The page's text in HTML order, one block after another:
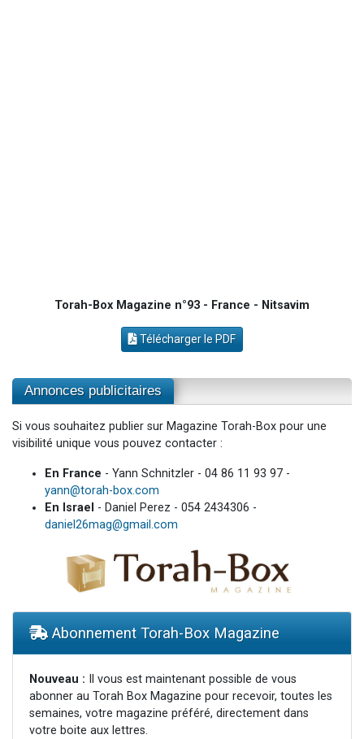
Torah-Box Magazine n°93 - France - Nitsavim
Télécharger le PDF
Annonces publicitaires
Si vous souhaitez publier sur Magazine Torah-Box pour une
visibilité unique vous pouvez contacter :
En France - Yann Schnitzler - 04 86 11 93 97 -
yann@torah-box.com
En Israel - Daniel Perez - 054 2434306 -
daniel26mag@gmail.com
Abonnement Torah-Box Magazine
Nouveau : Il vous est maintenant possible de vous
abonner au Torah Box Magazine pour recevoir, toutes les
semaines, votre magazine préféré, directement dans
votre boite aux lettres.